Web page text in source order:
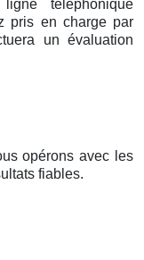
téléphonique
pris en charge par
un évaluation
opérons avec les
fiables.